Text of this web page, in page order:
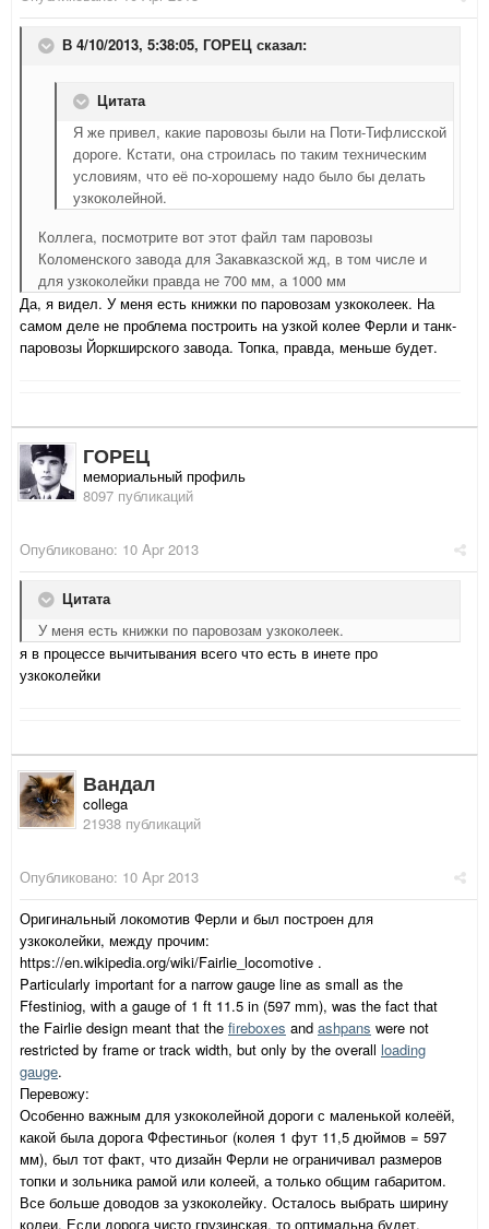
В 4/10/2013, 5:38:05, ГОРЕЦ сказал:
Цитата
Я же привел, какие паровозы были на Поти-Тифлисской
дороге. Кстати, она строилась по таким техническим
условиям, что её по-хорошему надо было бы делать
узкоколейной.
Коллега, посмотрите вот этот файл там паровозы
Коломенского завода для Закавказской жд, в том числе и
для узкоколейки правда не 700 мм, а 1000 мм
Да, я видел. У меня есть книжки по паровозам узкоколеек. На
самом деле не проблема построить на узкой колее Ферли и танк-
паровозы Йоркширского завода. Топка, правда, меньше будет.
ГОРЕЦ
мемориальный профиль
8097 публикаций
Опубликовано: 10 Apr 2013
Цитата
У меня есть книжки по паровозам узкоколеек.
я в процессе вычитывания всего что есть в инете про
узкоколейки
Вандал
collega
21938 публикаций
Опубликовано: 10 Apr 2013
Оригинальный локомотив Ферли и был построен для
узкоколейки, между прочим:
https://en.wikipedia.org/wiki/Fairlie_locomotive .
Particularly important for a narrow gauge line as small as the
Ffestiniog, with a gauge of 1 ft 11.5 in (597 mm), was the fact that
the Fairlie design meant that the fireboxes and ashpans were not
restricted by frame or track width, but only by the overall loading
gauge.
Перевожу:
Особенно важным для узкоколейной дороги с маленькой колеёй,
какой была дорога Ффестиньог (колея 1 фут 11,5 дюймов = 597
мм), был тот факт, что дизайн Ферли не ограничивал размеров
топки и зольника рамой или колеей, а только общим габаритом.
Все больше доводов за узкоколейку. Осталось выбрать ширину
колеи. Если дорога чисто грузинская, то оптимальна будет,